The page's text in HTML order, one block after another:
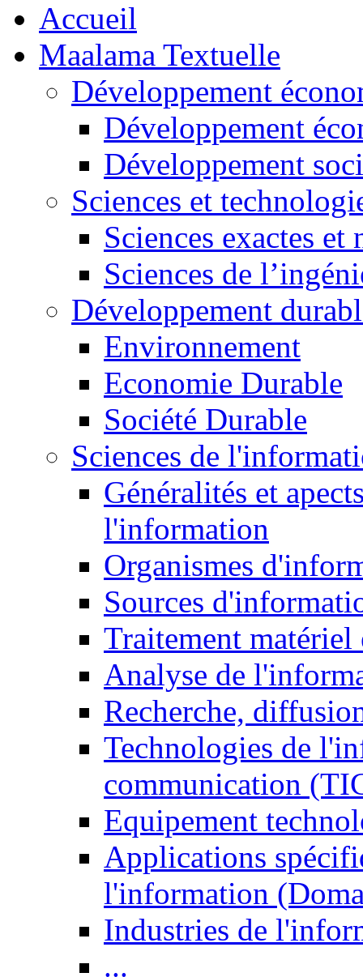
Accueil
Maalama Textuelle
Développement
Développement
Développement
Sciences et
Sciences exactes et
Sciences de
Développement
Environnement
Economie Durable
Société Durable
Sciences de
Généralités et
l'information
Organismes
Sources
Traitement matériel
Analyse de
Recherche,
Technologies de
communication
Equipement
Applications
l'information
Industries de
...